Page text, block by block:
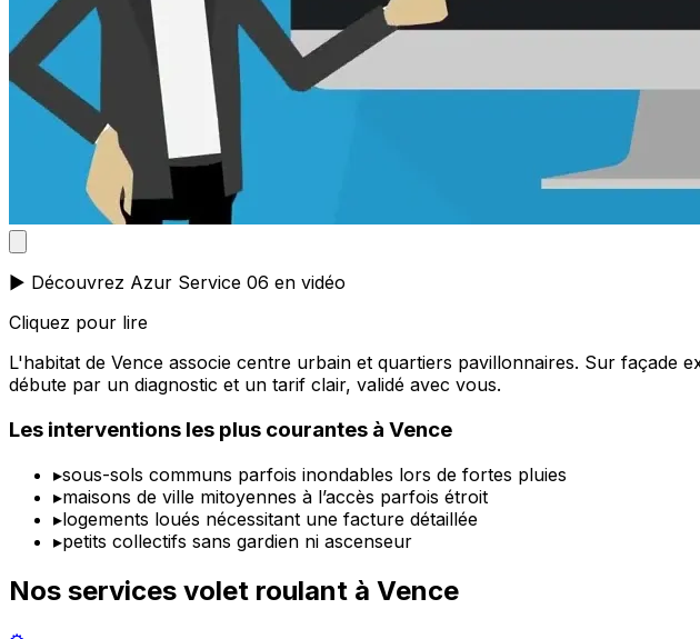
▶️ Découvrez Azur Service 06 en vidéo
Cliquez pour lire
L'habitat de Vence associe centre urbain et quartiers pavillonnaires. Sur façade
débute par un diagnostic et un tarif clair, validé avec vous.
Les interventions les plus courantes à Vence
▸sous-sols communs parfois inondables lors de fortes pluies
▸maisons de ville mitoyennes à l’accès parfois étroit
▸logements loués nécessitant une facture détaillée
▸petits collectifs sans gardien ni ascenseur
Nos services volet roulant à Vence